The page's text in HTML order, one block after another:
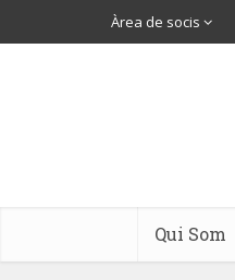
Àrea de socis
Qui Som